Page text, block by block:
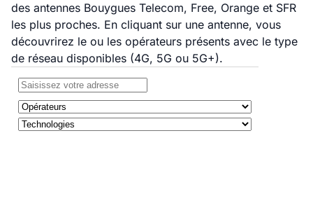
des antennes Bouygues Telecom, Free, Orange et SFR
les plus proches. En cliquant sur une antenne, vous
découvrirez le ou les opérateurs présents avec le type
de réseau disponibles (4G, 5G ou 5G+).